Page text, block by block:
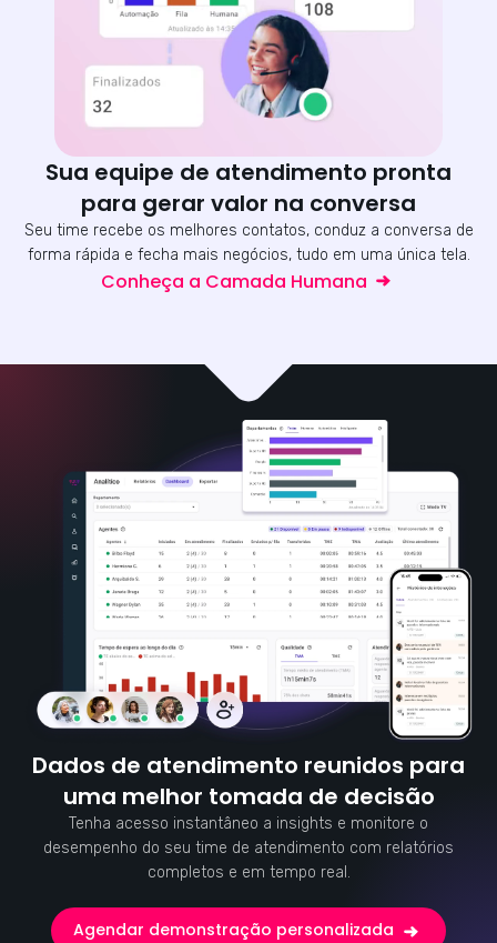
Sua equipe de atendimento pronta
para gerar valor na conversa
Seu time recebe os melhores contatos, conduz a conversa de
forma rápida e fecha mais negócios, tudo em uma única tela.
Conheça a Camada Humana
Dados de atendimento reunidos para
uma melhor tomada de decisão
Tenha acesso instantâneo a insights e monitore o
desempenho do seu time de atendimento com relatórios
completos e em tempo real.
Agendar demonstração personalizada